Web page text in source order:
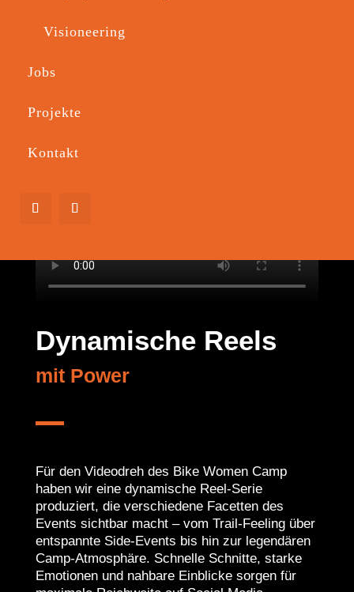
Dynamische Reels
mit Power
Für den Videodreh des Bike Women Camp
haben wir eine dynamische Reel-Serie
produziert, die verschiedene Facetten des
Events sichtbar macht – vom Trail-Feeling über
entspannte Side-Events bis hin zur legendären
Camp-Atmosphäre. Schnelle Schnitte, starke
Emotionen und nahbare Einblicke sorgen für
Visioneering
Jobs
Projekte
Kontakt